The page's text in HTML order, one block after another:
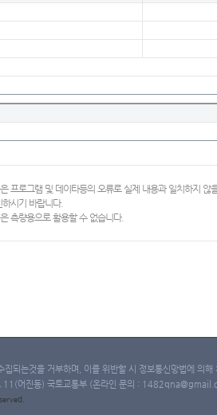
프로그램 및 데이타등의 오류로 실제 내용과 일치하지
하시기 바랍니다.
측량용으로 활용할 수 없습니다.
집되는것을 거부하며, 이를 위반할 시 정보통신망법에 의
11(어진동) 국토교통부 (온라인 문의 :